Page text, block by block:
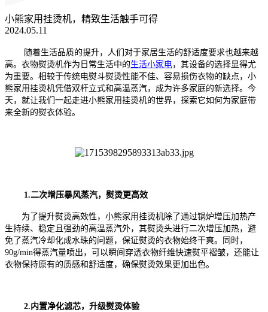
小熊家用挂烫机，精致生活触手可得
2024.05.11
随着生活品质的提升，人们对于家居生活的舒适度要求也越来越
高。衣物熨烫机作为日常生活中的生活小家电，其设备的选择显得尤
为重要。相较于传统电熨斗熨烫性能不佳、容易损伤衣物的缺点，小
熊家用挂烫机凭借双杆立式和高温蒸汽，成为许多家庭的新选择。今
天，就让我们一起走进小熊家用挂烫机的世界，探索它如何为家庭带
来全新的熨衣体验。
1.二次增压暴风蒸汽，熨烫更高效
为了提升熨烫高效性， 小熊家用挂烫机除了通过锅炉增压加热产
生持续、稳定且强劲的高温蒸汽外，其熨烫头进行二次增压加热，避
免了蒸汽冷却化成水珠的问题，保证熨烫的衣物始终干爽。同时，
90g/min得蒸汽量喷出，可以瞬间穿透衣物纤维快速熨平褶皱，还能让
衣物保持原有的质感和舒适度，确保熨烫效果更加出色。
2.内置净化滤芯，升级熨烫体验